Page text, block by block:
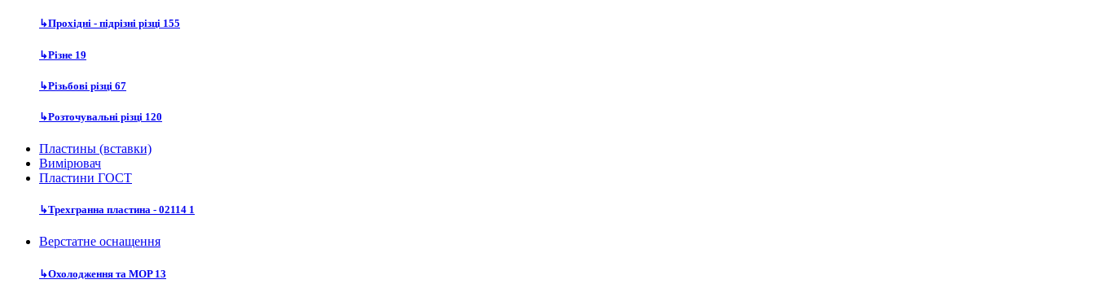
↳Прохідні - підрізні різці 155
↳Різне 19
↳Різьбові різці 67
↳Розточувальні різці 120
Пластины (вставки)
Вимірювач
Пластини ГОСТ
↳Трехгранна пластина - 02114 1
Верстатне оснащення
↳Охолодження та MOP 13